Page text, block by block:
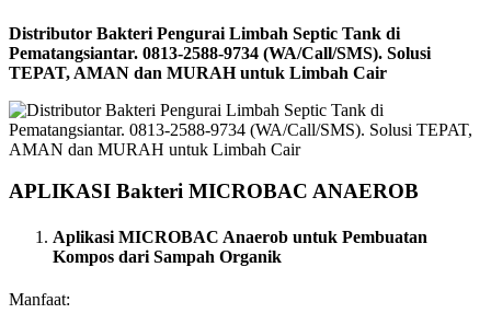
Distributor Bakteri Pengurai Limbah Septic Tank di
Pematangsiantar. 0813-2588-9734 (WA/Call/SMS). Solusi
TEPAT, AMAN dan MURAH untuk Limbah Cair
APLIKASI Bakteri MICROBAC ANAEROB
Aplikasi MICROBAC Anaerob untuk Pembuatan
Kompos dari Sampah Organik
Manfaat: